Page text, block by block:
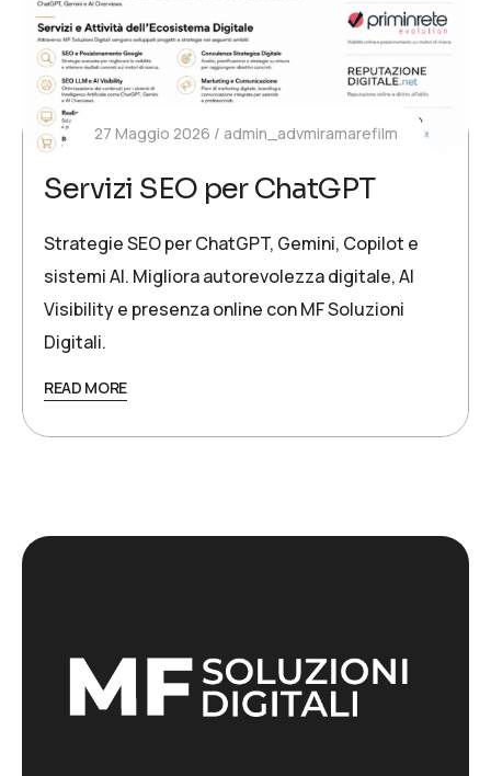
27 Maggio 2026 admin_advmiramarefilm
Servizi SEO per ChatGPT
Strategie SEO per ChatGPT, Gemini, Copilot e
sistemi AI. Migliora autorevolezza digitale, AI
Visibility e presenza online con MF Soluzioni
Digitali.
READ MORE